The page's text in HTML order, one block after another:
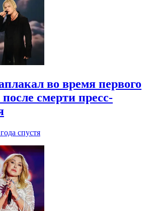
во время первого
смерти пресс-
спустя